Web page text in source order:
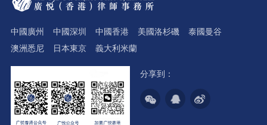
中國廣州 中國深圳 中國香港 美國洛杉磯
泰國曼谷
澳洲悉尼
日本東京 義大利米蘭
分享到：